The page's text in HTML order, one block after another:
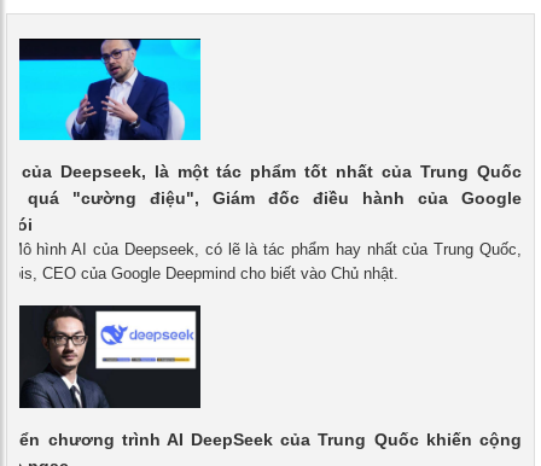
của Deepseek, là một tác phẩm tốt nhất của Trung Quốc
quá "cường điệu", Giám đốc điều hành của Google
nói
Mô hình AI của Deepseek, có lẽ là tác phẩm hay nhất của Trung Quốc,
CEO của Google Deepmind cho biết vào Chủ nhật.
chương trình AI DeepSeek của Trung Quốc khiến cộng